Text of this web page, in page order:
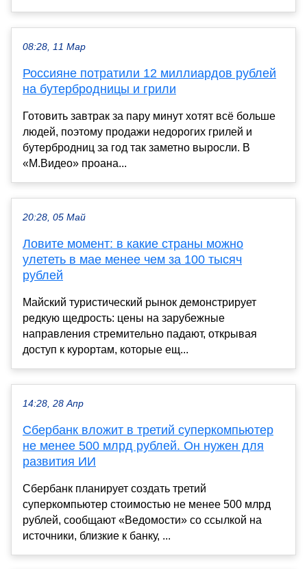
08:28, 11 Мар
Россияне потратили 12 миллиардов рублей
на бутербродницы и грили
Готовить завтрак за пару минут хотят всё больше
людей, поэтому продажи недорогих грилей и
бутербродниц за год так заметно выросли. В
«М.Видео» проана...
20:28, 05 Май
Ловите момент: в какие страны можно
улететь в мае менее чем за 100 тысяч
рублей
Майский туристический рынок демонстрирует
редкую щедрость: цены на зарубежные
направления стремительно падают, открывая
доступ к курортам, которые ещ...
14:28, 28 Апр
Сбербанк вложит в третий суперкомпьютер
не менее 500 млрд рублей. Он нужен для
развития ИИ
Сбербанк планирует создать третий
суперкомпьютер стоимостью не менее 500 млрд
рублей, сообщают «Ведомости» со ссылкой на
источники, близкие к банку, ...